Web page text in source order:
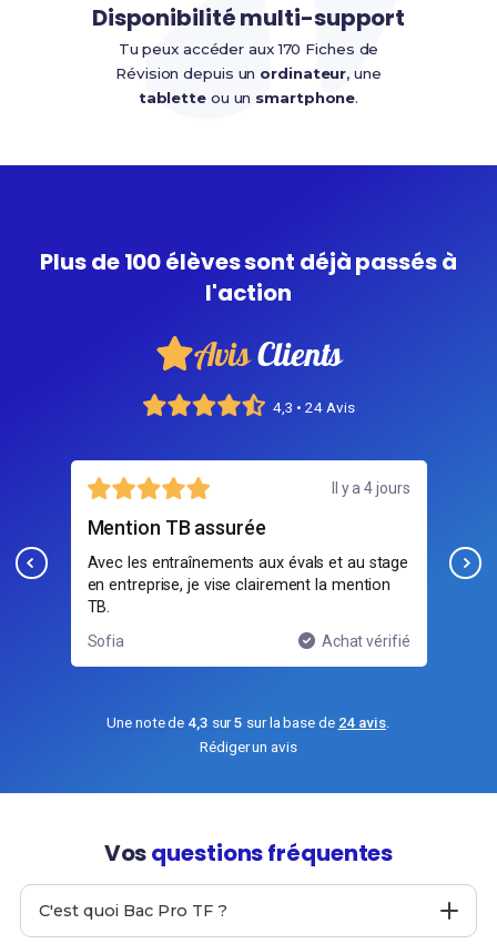
Disponibilité multi-support
Tu peux accéder aux 170 Fiches de
Révision depuis un ordinateur, une
tabletteou un smartphone.
Plus de 100 élèves sont déjà passés à
l'action
AvisClients
4,3 • 24 Avis
16 juillet
Bonne ambiance de classe
Ambiance cool mais sérieuse, on bosse bien
la sécurité, la conduite et la vie à bord du
bateau.
Lucas Achat vérifié
Une note de 4,3 sur5 sur la base de 24 avis.
Rédiger un avis
Vosquestions fréquentes
C'est quoi Bac Pro TF ?